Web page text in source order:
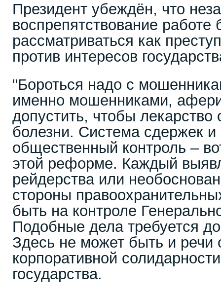
Президент убеждён, что
воспрепятствование работе
рассматриваться как
против интересов
"Бороться надо с
именно мошенниками,
допустить, чтобы лекарство
болезни. Система сдержек
общественный контроль –
этой реформе. Каждый
рейдерства или
стороны
быть на контроле
Подобные дела требуется
Здесь не может быть и речи
корпоративной
государства.